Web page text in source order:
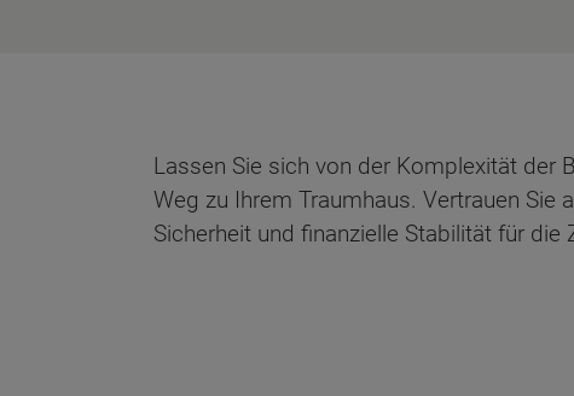
Lassen Sie sich von der Komplexität der
Weg zu Ihrem Traumhaus. Vertrauen Sie
Sicherheit und finanzielle Stabilität für die